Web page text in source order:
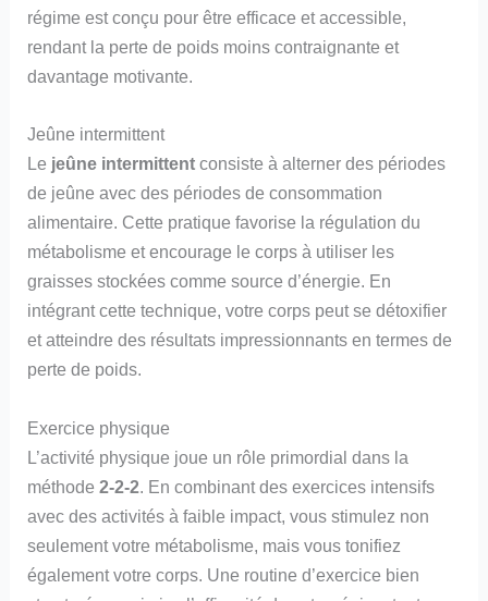
régime est conçu pour être efficace et accessible,
rendant la perte de poids moins contraignante et
davantage motivante.
Jeûne intermittent
Le jeûne intermittent consiste à alterner des périodes
de jeûne avec des périodes de consommation
alimentaire. Cette pratique favorise la régulation du
métabolisme et encourage le corps à utiliser les
graisses stockées comme source d’énergie. En
intégrant cette technique, votre corps peut se détoxifier
et atteindre des résultats impressionnants en termes de
perte de poids.
Exercice physique
L’activité physique joue un rôle primordial dans la
méthode2-2-2 . En combinant des exercices intensifs
avec des activités à faible impact, vous stimulez non
seulement votre métabolisme, mais vous tonifiez
également votre corps. Une routine d’exercice bien